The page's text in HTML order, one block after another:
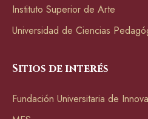
Instituto Superior de Arte
Universidad de Ciencias
Sitios de interés
Fundación Universitaria de